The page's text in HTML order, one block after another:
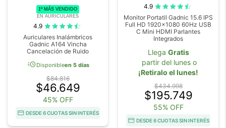
1º MÁS VENDIDO
EN AURICULARES
4.9
Auriculares Inalámbricos
Gadnic A164 Vincha
Cancelación de Ruido
acuteDisponibleen 5 días
$84.816
$46.649
45% OFF
DESDE 6 CUOTAS SIN INTERÉS
4.9
Monitor Portatil Gadnic 15.6 IPS
Full HD 1920x1080 60Hz USB
C Mini HDMI Parlantes
Integrados
Llega Gratis
partir del lunes o
¡Retiralo el lunes!
$434.998
$195.749
55% OFF
DESDE 6 CUOTAS SIN INTERÉS